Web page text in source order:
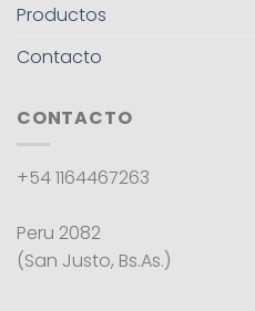
Productos
Contacto
CONTACTO
+54 1164467263
Peru 2082
(San Justo, Bs.As.)